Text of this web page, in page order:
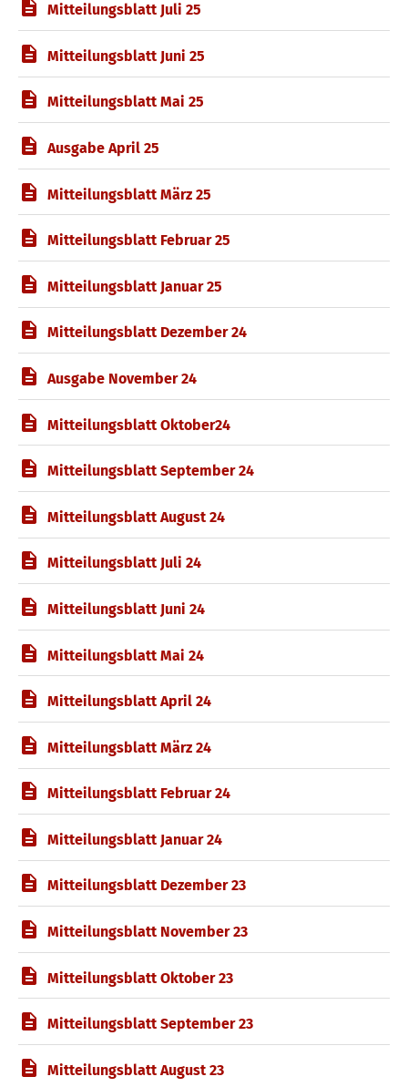
Mitteilungsblatt Juli 25
Mitteilungsblatt Juni 25
Mitteilungsblatt Mai 25
Ausgabe April 25
Mitteilungsblatt März 25
Mitteilungsblatt Februar 25
Mitteilungsblatt Januar 25
Mitteilungsblatt Dezember 24
Ausgabe November 24
Mitteilungsblatt Oktober24
Mitteilungsblatt September 24
Mitteilungsblatt August 24
Mitteilungsblatt Juli 24
Mitteilungsblatt Juni 24
Mitteilungsblatt Mai 24
Mitteilungsblatt April 24
Mitteilungsblatt März 24
Mitteilungsblatt Februar 24
Mitteilungsblatt Januar 24
Mitteilungsblatt Dezember 23
Mitteilungsblatt November 23
Mitteilungsblatt Oktober 23
Mitteilungsblatt September 23
Mitteilungsblatt August 23